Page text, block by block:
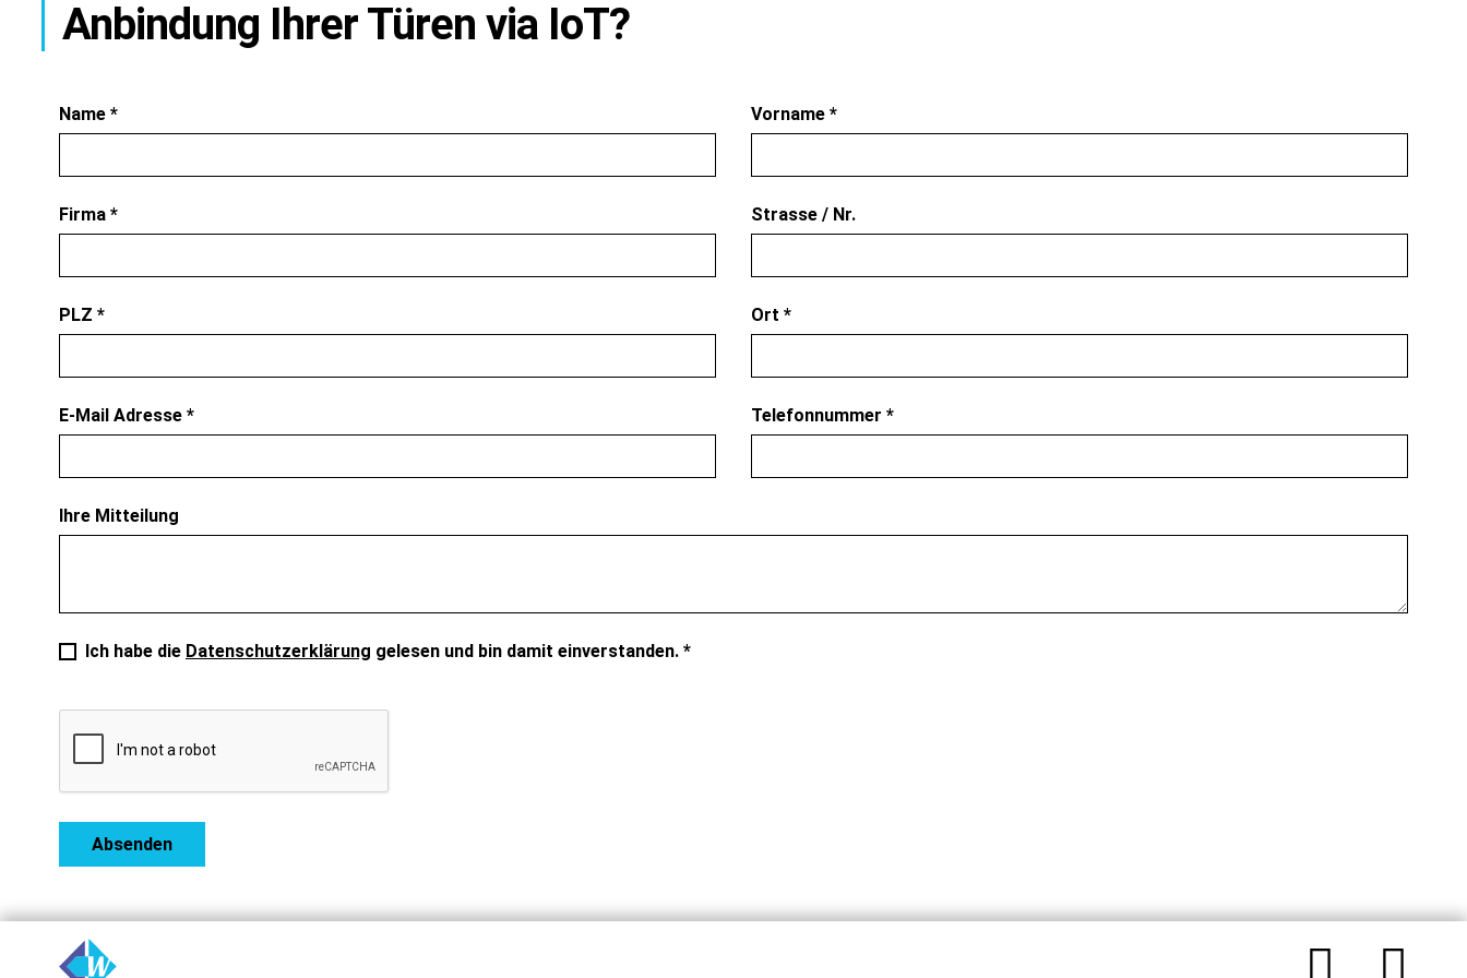
Anbindung Ihrer Türen via IoT?
Name * Vorname *
Firma * Strasse / Nr.
PLZ * Ort *
E-Mail Adresse * Telefonnummer *
Ihre Mitteilung
Ich habe die Datenschutzerklärung gelesen und bin damit einverstanden. *
Absenden